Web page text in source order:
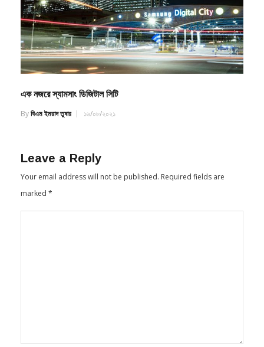
এক নজরে স্যামসাং ডিজিটাল সিটি
Byবিএম ইমরাদ তুষার ১৬/০৮/২০২১
Leave a Reply
Your email address will not be published. Required fields are
marked *